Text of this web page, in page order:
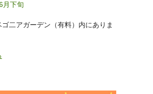
月下旬
二アガーデン（有料）内にありま